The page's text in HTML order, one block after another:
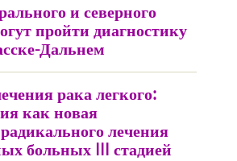
и северного
пройти диагностику
Дальнем
рака легкого:
как новая
лечения
больных III стадией